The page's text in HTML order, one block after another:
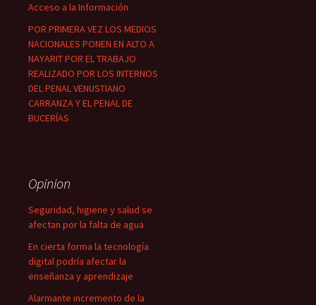
Acceso a la Información
POR PRIMERA VEZ LOS MEDIOS
NACIONALES PONEN EN ALTO A
NAYARIT POR EL TRABAJO
REALIZADO POR LOS INTERNOS
DEL PENAL VENUSTIANO
CARRANZA Y EL PENAL DE
BUCERÍAS
Opinion
Seguridad, higiene y salud se
afectan por la falta de agua
En cierta forma la tecnología
digital podría afectar la
enseñanza y aprendizaje
Alarmante incremento de la